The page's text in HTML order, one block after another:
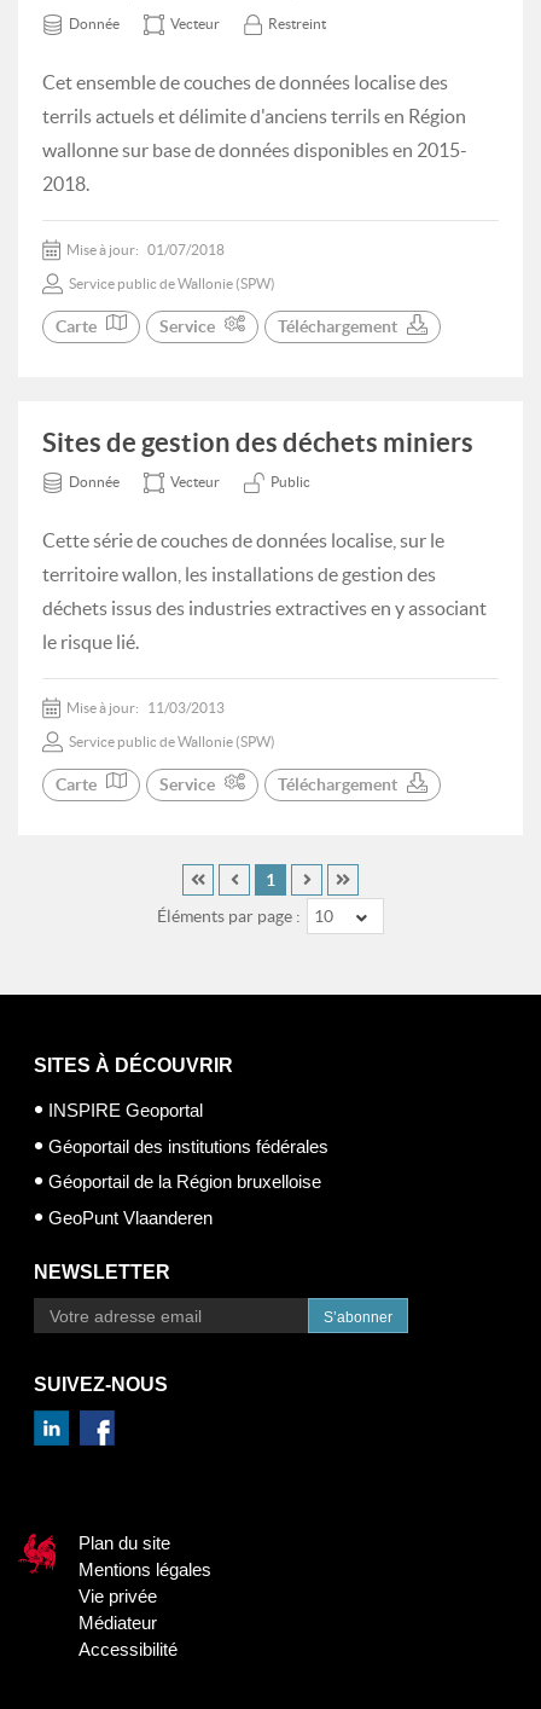
Donnée Vecteur Restreint
Cet ensemble de couches de données localise des
terrils actuels et délimite d'anciens terrils en Région
wallonne sur base de données disponibles en 2015-
2018.
Mise à jour: 01/07/2018
Service public de Wallonie (SPW)
Carte Service Téléchargement
Sites de gestion des déchets miniers
Donnée Vecteur Public
Cette série de couches de données localise, sur le
territoire wallon, les installations de gestion des
déchets issus des industries extractives en y associant
le risque lié.
Mise à jour: 11/03/2013
Service public de Wallonie (SPW)
Carte Service Téléchargement
Éléments par page : 10
1
SITES À DÉCOUVRIR
INSPIRE Geoportal
Géoportail des institutions fédérales
Géoportail de la Région bruxelloise
GeoPunt Vlaanderen
NEWSLETTER
S’abonner
SUIVEZ-NOUS
Plan du site
Mentions légales
Vie privée
Médiateur
Accessibilité